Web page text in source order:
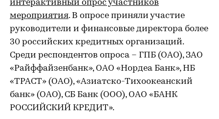
интерактивный опрос участников
мероприятия. В опросе приняли участие
руководители и финансовые директора более
30 российских кредитных организаций.
Среди респондентов опроса – ГПБ (ОАО), ЗАО
«Райффайзенбанк», ОАО «Нордеа Банк», НБ
«ТРАСТ» (ОАО), «Азиатско-Тихоокеанский
банк» (ОАО), СБ Банк (ООО), ОАО «БАНК
РОССИЙСКИЙ КРЕДИТ».